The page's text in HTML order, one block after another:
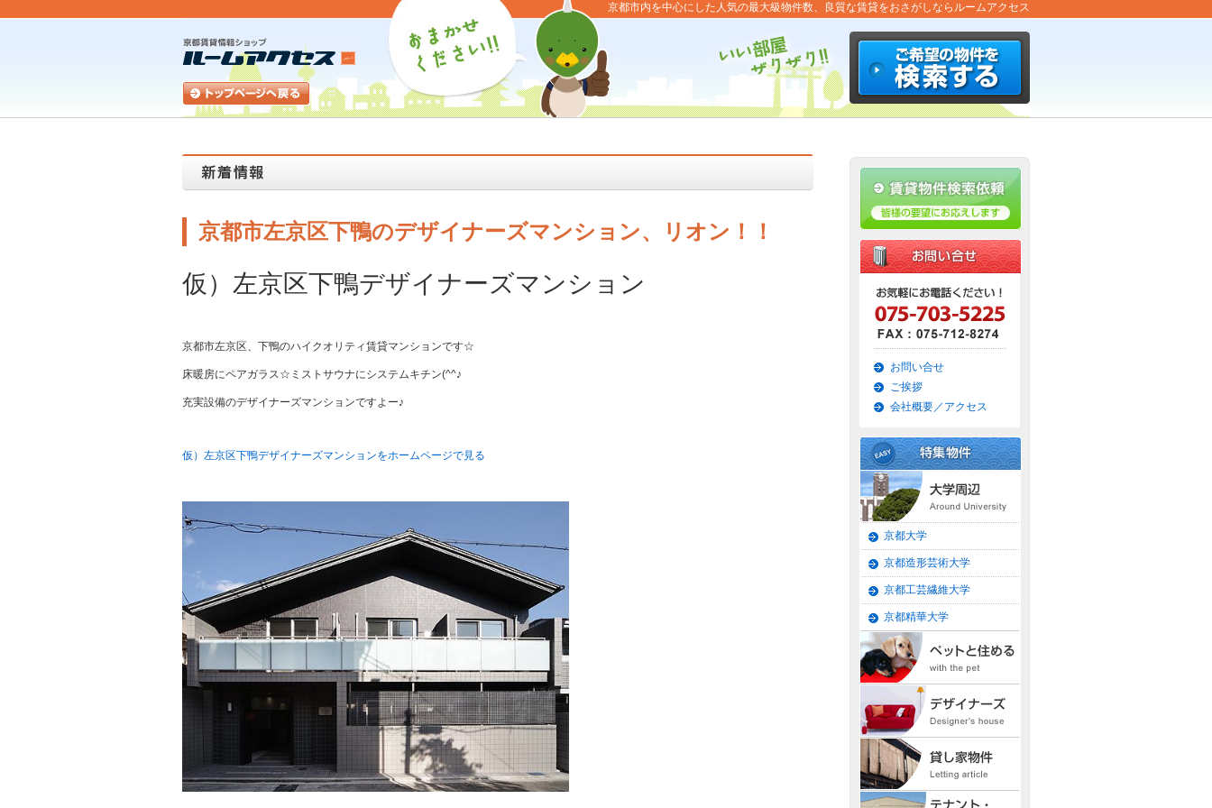
京都市内を中心にした人気の最大級物件数、良質な賃貸をおさがしならルームアクセス
京都市左京区下鴨のデザイナーズマンション、リオン！！
仮）左京区下鴨デザイナーズマンション
京都市左京区、下鴨のハイクオリティ賃貸マンションです☆
床暖房にペアガラス☆ミストサウナにシステムキチン(^^♪
充実設備のデザイナーズマンションですよー♪
仮）左京区下鴨デザイナーズマンションをホームページで見る
お問い合せ
ご挨拶
会社概要／アクセス
京都大学
京都造形芸術大学
京都工芸繊維大学
京都精華大学